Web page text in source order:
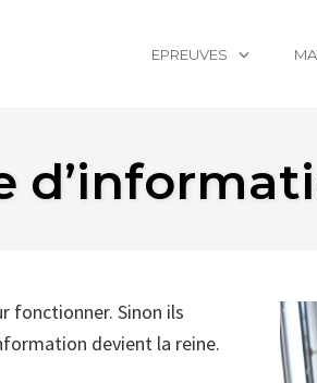
EPREUVES
fonctionner. Sinon ils
devient la reine.